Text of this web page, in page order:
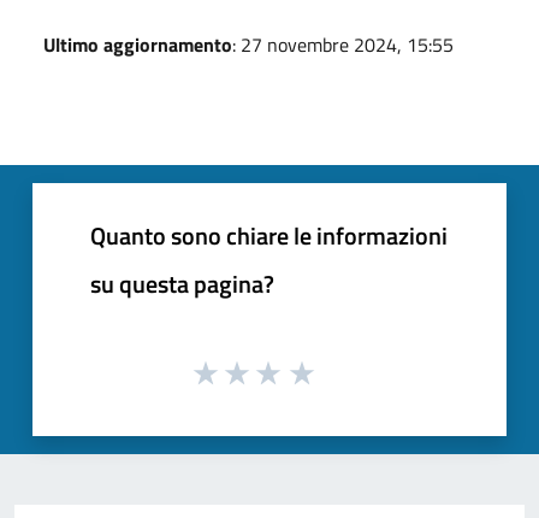
Ultimo aggiornamento: 27 novembre 2024, 15:55
Quanto sono chiare le informazioni
su questa pagina?